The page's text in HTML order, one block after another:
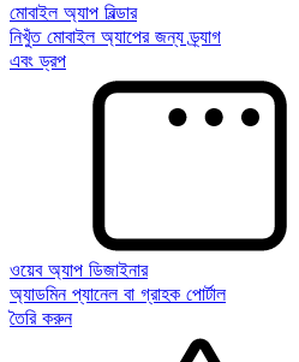
মোবাইল অ্যাপ বিল্ডার
নিখুঁত মোবাইল অ্যাপের জন্য ড্র্যাগ
এবং ড্রপ
ওয়েব অ্যাপ ডিজাইনার
অ্যাডমিন প্যানেল বা গ্রাহক পোর্টাল
তৈরি করুন